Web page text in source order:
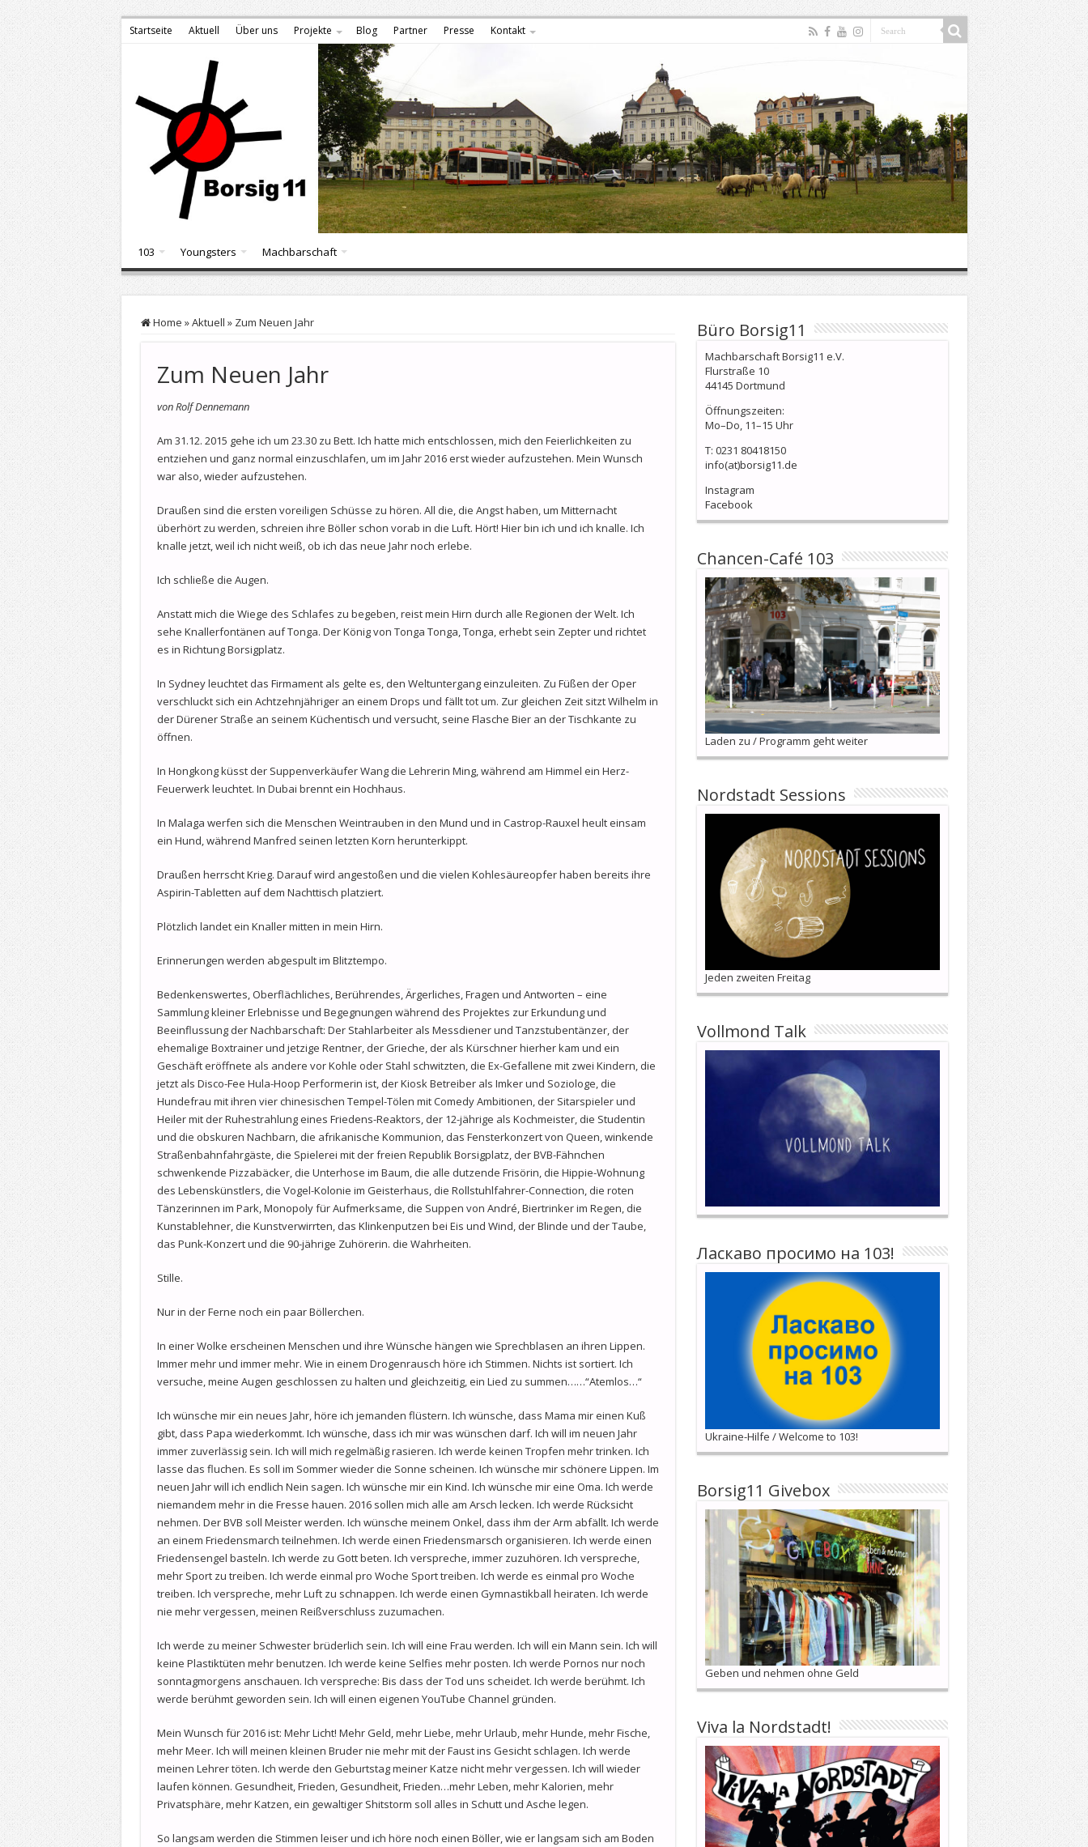
Startseite Aktuell Über uns Projekte Blog Partner Presse Kontakt
103 Youngsters Machbarschaft
Home »Aktuell » Zum Neuen Jahr
Zum Neuen Jahr
von Rolf Dennemann
Am 31.12. 2015 gehe ich um 23.30 zu Bett. Ich hatte mich entschlossen, mich den Feierlichkeiten zu
entziehen und ganz normal einzuschlafen, um im Jahr 2016 erst wieder aufzustehen. Mein Wunsch
war also, wieder aufzustehen.
Draußen sind die ersten voreiligen Schüsse zu hören. All die, die Angst haben, um Mitternacht
überhört zu werden, schreien ihre Böller schon vorab in die Luft. Hört! Hier bin ich und ich knalle. Ich
knalle jetzt, weil ich nicht weiß, ob ich das neue Jahr noch erlebe.
Ich schließe die Augen.
Anstatt mich die Wiege des Schlafes zu begeben, reist mein Hirn durch alle Regionen der Welt. Ich
sehe Knallerfontänen auf Tonga. Der König von Tonga Tonga, Tonga, erhebt sein Zepter und richtet
es in Richtung Borsigplatz.
In Sydney leuchtet das Firmament als gelte es, den Weltuntergang einzuleiten. Zu Füßen der Oper
verschluckt sich ein Achtzehnjähriger an einem Drops und fällt tot um. Zur gleichen Zeit sitzt Wilhelm in
der Dürener Straße an seinem Küchentisch und versucht, seine Flasche Bier an der Tischkante zu
öffnen.
In Hongkong küsst der Suppenverkäufer Wang die Lehrerin Ming, während am Himmel ein Herz-
Feuerwerk leuchtet. In Dubai brennt ein Hochhaus.
In Malaga werfen sich die Menschen Weintrauben in den Mund und in Castrop-Rauxel heult einsam
ein Hund, während Manfred seinen letzten Korn herunterkippt.
Draußen herrscht Krieg. Darauf wird angestoßen und die vielen Kohlesäureopfer haben bereits ihre
Aspirin-Tabletten auf dem Nachttisch platziert.
Plötzlich landet ein Knaller mitten in mein Hirn.
Erinnerungen werden abgespult im Blitztempo.
Bedenkenswertes, Oberflächliches, Berührendes, Ärgerliches, Fragen und Antworten – eine
Sammlung kleiner Erlebnisse und Begegnungen während des Projektes zur Erkundung und
Beeinflussung der Nachbarschaft: Der Stahlarbeiter als Messdiener und Tanzstubentänzer, der
ehemalige Boxtrainer und jetzige Rentner, der Grieche, der als Kürschner hierher kam und ein
Geschäft eröffnete als andere vor Kohle oder Stahl schwitzten, die Ex-Gefallene mit zwei Kindern, die
jetzt als Disco-Fee Hula-Hoop Performerin ist, der Kiosk Betreiber als Imker und Soziologe, die
Hundefrau mit ihren vier chinesischen Tempel-Tölen mit Comedy Ambitionen, der Sitarspieler und
Heiler mit der Ruhestrahlung eines Friedens-Reaktors, der 12-jährige als Kochmeister, die Studentin
und die obskuren Nachbarn, die afrikanische Kommunion, das Fensterkonzert von Queen, winkende
Straßenbahnfahrgäste, die Spielerei mit der freien Republik Borsigplatz, der BVB-Fähnchen
schwenkende Pizzabäcker, die Unterhose im Baum, die alle dutzende Frisörin, die Hippie-Wohnung
des Lebenskünstlers, die Vogel-Kolonie im Geisterhaus, die Rollstuhlfahrer-Connection, die roten
Tänzerinnen im Park, Monopoly für Aufmerksame, die Suppen von André, Biertrinker im Regen, die
Kunstablehner, die Kunstverwirrten, das Klinkenputzen bei Eis und Wind, der Blinde und der Taube,
das Punk-Konzert und die 90-jährige Zuhörerin. die Wahrheiten.
Stille.
Nur in der Ferne noch ein paar Böllerchen.
In einer Wolke erscheinen Menschen und ihre Wünsche hängen wie Sprechblasen an ihren Lippen.
Immer mehr und immer mehr. Wie in einem Drogenrausch höre ich Stimmen. Nichts ist sortiert. Ich
versuche, meine Augen geschlossen zu halten und gleichzeitig, ein Lied zu summen……“Atemlos…“
Ich wünsche mir ein neues Jahr, höre ich jemanden flüstern. Ich wünsche, dass Mama mir einen Kuß
gibt, dass Papa wiederkommt. Ich wünsche, dass ich mir was wünschen darf. Ich will im neuen Jahr
immer zuverlässig sein. Ich will mich regelmäßig rasieren. Ich werde keinen Tropfen mehr trinken. Ich
lasse das fluchen. Es soll im Sommer wieder die Sonne scheinen. Ich wünsche mir schönere Lippen. Im
neuen Jahr will ich endlich Nein sagen. Ich wünsche mir ein Kind. Ich wünsche mir eine Oma. Ich werde
niemandem mehr in die Fresse hauen. 2016 sollen mich alle am Arsch lecken. Ich werde Rücksicht
nehmen. Der BVB soll Meister werden. Ich wünsche meinem Onkel, dass ihm der Arm abfällt. Ich werde
an einem Friedensmarch teilnehmen. Ich werde einen Friedensmarsch organisieren. Ich werde einen
Friedensengel basteln. Ich werde zu Gott beten. Ich verspreche, immer zuzuhören. Ich verspreche,
mehr Sport zu treiben. Ich werde einmal pro Woche Sport treiben. Ich werde es einmal pro Woche
treiben. Ich verspreche, mehr Luft zu schnappen. Ich werde einen Gymnastikball heiraten. Ich werde
nie mehr vergessen, meinen Reißverschluss zuzumachen.
Ich werde zu meiner Schwester brüderlich sein. Ich will eine Frau werden. Ich will ein Mann sein. Ich will
keine Plastiktüten mehr benutzen. Ich werde keine Selfies mehr posten. Ich werde Pornos nur noch
sonntagmorgens anschauen. Ich verspreche: Bis dass der Tod uns scheidet. Ich werde berühmt. Ich
werde berühmt geworden sein. Ich will einen eigenen YouTube Channel gründen.
Mein Wunsch für 2016 ist: Mehr Licht! Mehr Geld, mehr Liebe, mehr Urlaub, mehr Hunde, mehr Fische,
mehr Meer. Ich will meinen kleinen Bruder nie mehr mit der Faust ins Gesicht schlagen. Ich werde
meinen Lehrer töten. Ich werde den Geburtstag meiner Katze nicht mehr vergessen. Ich will wieder
laufen können. Gesundheit, Frieden, Gesundheit, Frieden…mehr Leben, mehr Kalorien, mehr
Privatsphäre, mehr Katzen, ein gewaltiger Shitstorm soll alles in Schutt und Asche legen.
So langsam werden die Stimmen leiser und ich höre noch einen Böller, wie er langsam sich am Boden
Büro Borsig11
Machbarschaft Borsig11 e.V.
Flurstraße 10
44145 Dortmund
Öffnungszeiten:
Mo–Do, 11–15 Uhr
T: 0231 80418150
info(at)borsig11.de
Instagram
Facebook
Chancen-Café 103
Laden zu / Programm geht weiter
Nordstadt Sessions
Jeden zweiten Freitag
Vollmond Talk
Ласкаво просимо на 103!
Ukraine-Hilfe / Welcome to 103!
Borsig11 Givebox
Geben und nehmen ohne Geld
Viva la Nordstadt!